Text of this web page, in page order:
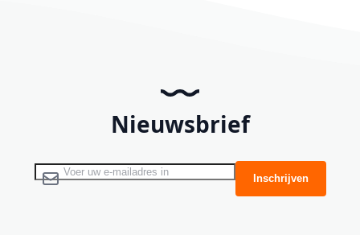
Nieuwsbrief
Abonneer u op onze nieuwsbrief Inschrijven